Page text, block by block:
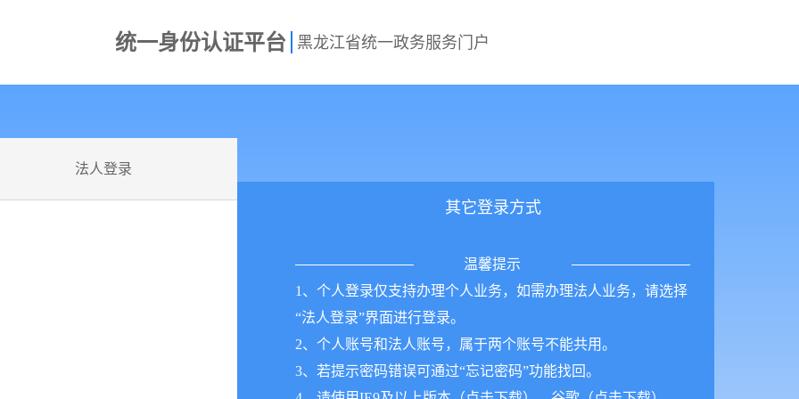
统一身份认证平台 黑龙江省统一政务服务门户
其它登录方式
温馨提示
1、个人登录仅支持办理个人业务，如需办理法人业务，请选择
“法人登录”界面进行登录。
2、个人账号和法人账号，属于两个账号不能共用。
3、若提示密码错误可通过“忘记密码”功能找回。
法人登录